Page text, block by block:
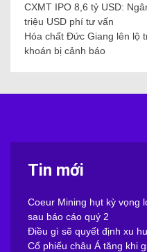
CXMT IPO 8,6 tỷ USD:
triệu USD phí tư vấn
Hóa chất Đức Giang lên lộ
khoán bị cảnh báo
Tin mới
Coeur Mining hụt kỳ vọng
sau báo cáo quý 2
Điều gì sẽ quyết định xu
Cổ phiếu châu Á tăng khi